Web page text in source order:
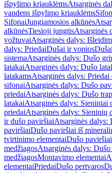
išpylimo kriauklėmsAtsarginės
vandens išpylimo kriauklėms
SifonaiJungiamosios alkūnės
alkūnėsTiesioji jungtisAtsarginės
vožtuvaiAtsarginės dalys:
dalys: PriedaiDušai ir voniosDušai
sistemaAtsarginės dalys: Dušo
latakaiAtsarginės dalys: Dušo
latakamsAtsarginės dalys: Priedai
sifonaiAtsarginės dalys: Dušo
priedaiAtsarginės dalys: Dušo
latakaiAtsarginės dalys: Sieniniai
priedaiAtsarginės dalys: Sieninių
ir dušo paviršiaiAtsarginės dalys:
paviršiaiDušo paviršiai iš
tvirtinimo elementaiDušo
medžiagosAtsarginės dalys:
medžiagosMontavimo elementai
elementaiPriedaiDušo pertvaros